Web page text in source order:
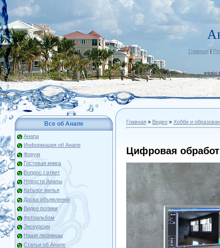
Главная |
Все об Анапе
Анапа
Информация об Анапе
Форум
Гостевая книга
Вопрос / ответ
Новости Анапы
Каталог жилья
Доска объявлений
Видео ролики
Фотоальбом
Экскурсии
Наши любимцы
Статьи об Анапе
Главная » Видео » Хобби и
Цифровая